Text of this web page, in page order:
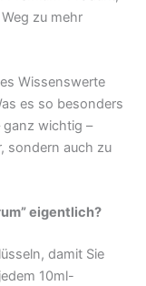
zu mehr
Wissenswerte
es so besonders
wichtig –
sondern auch zu
eigentlich?
damit Sie
10ml-